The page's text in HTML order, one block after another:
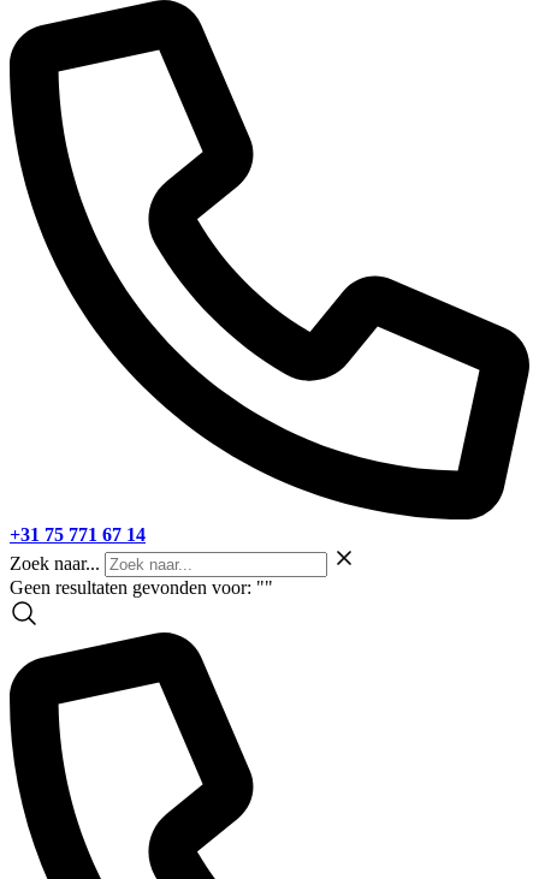
+31 75 771 67 14
Zoek naar...
Geen resultaten gevonden voor: ""